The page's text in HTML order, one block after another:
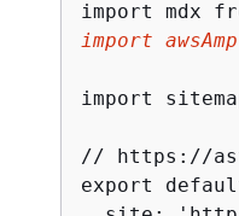
import
import
// https://
export